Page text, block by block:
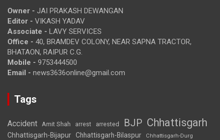
Owner - JAI PRAKASH DEWANGAN
Editor - VIKASH YADAV
Associate - LAVY SERVICES
Office - 40, BRAMDEV COLONY, NEAR SAPNA TRACTOR,
BHATAON, RAIPUR C.G.
Mobile - 9753444500
Email - news3636online@gmail.com
Tags
Accident Amit Shah arrest arrested BJP Chhattisgarh
Chhattisgarh-Bijapur Chhattisgarh-Bilaspur Chhattisgarh-Durg